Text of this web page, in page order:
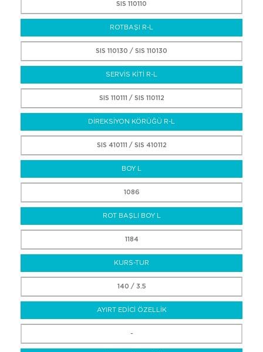
SIS 110110
ROTBAŞI R-L
SIS 110130 / SIS 110130
SERVİS KİTİ R-L
SIS 110111 / SIS 110112
DİREKSİYON KÖRÜĞÜ R-L
SIS 410111 / SIS 410112
BOY L
1086
ROT BAŞLI BOY L
1184
KURS-TUR
140 / 3.5
AYIRT EDİCİ ÖZELLİK
-